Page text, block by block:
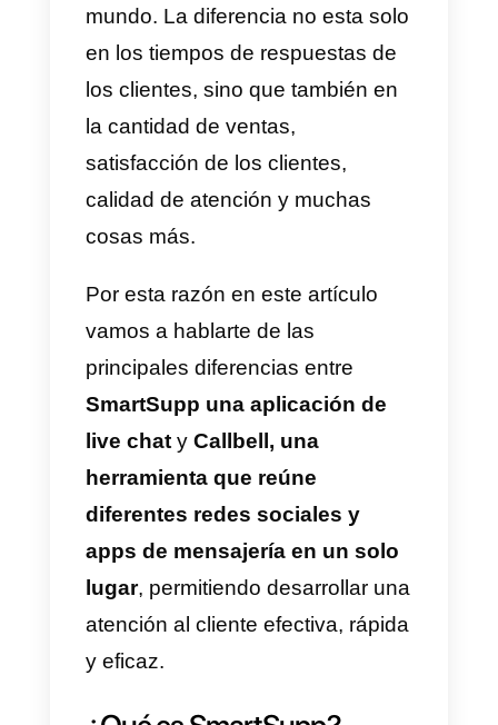
de forma automática en el chat
tú página principal. Sin embargo,
este tipo de aplicaciones no
funcionan muy bien para equipos
de venta, soporte o call centers.
cuenta de las grandes
que poseen los live chat con
respecto a herramientas de
mensajería instantánea. Se ha
visto una gran ventaja el utilizar
aplicaciones que permitan
conectar diferentes canales de
comunicación muy usados por
las personas al rededor del